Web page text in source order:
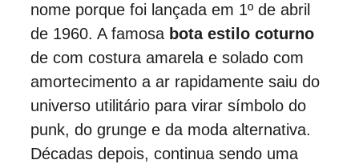
nome porque foi lançada em 1º de abril
de 1960. A famosa bota estilo coturno
de com costura amarela e solado com
amortecimento a ar rapidamente saiu do
universo utilitário para virar símbolo do
punk, do grunge e da moda alternativa.
Décadas depois, continua sendo uma